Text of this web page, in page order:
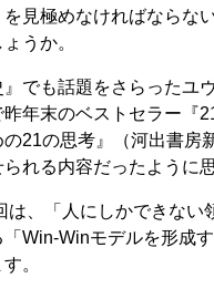
見極めなければならな
うか。
』でも話題をさらったユ
年末のベストセラー『
21の思考』（河出書房
れる内容だったように
は、「人にしかできない
Win‐Winモデルを形成
。